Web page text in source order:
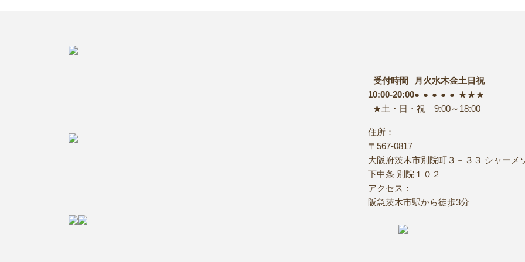
受付時間 月 火水木金土 日祝
10:00-20:00● ● ● ● ● ★★★
★土・日・祝 9:00～18:00
住所：
〒567-0817
大阪府茨木市別院町３－３３ シャーメ
下中条 別院１０２
アクセス：
阪急茨木市駅から徒歩3分